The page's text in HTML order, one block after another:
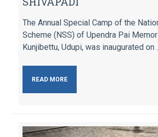
The Annual Special Camp of the
Scheme (NSS) of Upendra Pai
Kunji­bettu, Udupi, was inaugurated on
READ MORE